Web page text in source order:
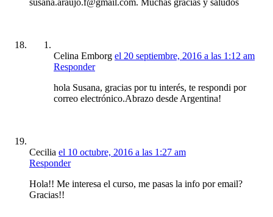
susana.araujo.f@gmail.com. Muchas gracias y saludos
Celina Emborg el 20 septiembre, 2016 a las 1:12 am
Responder
hola Susana, gracias por tu interés, te respondi por
correo electrónico.Abrazo desde Argentina!
Cecilia el 10 octubre, 2016 a las 1:27 am
Responder
Hola!! Me interesa el curso, me pasas la info por email?
Gracias!!